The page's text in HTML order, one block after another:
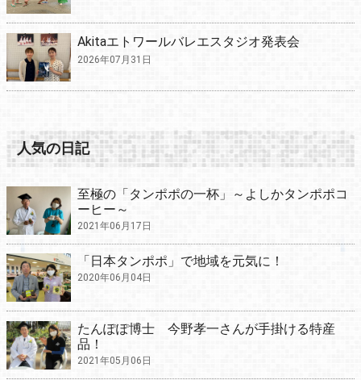
Akitaエトワールバレエスタジオ発表会
2026年07月31日
人気の日記
至極の「タンポポの一杯」～よしかタンポポコ
ーヒー～
2021年06月17日
「日本タンポポ」で地域を元気に！
2020年06月04日
たんぽぽ博士 今野孝一さんが手掛ける特産
品！
2021年05月06日